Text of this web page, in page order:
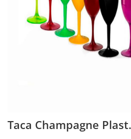
Taca Champagne